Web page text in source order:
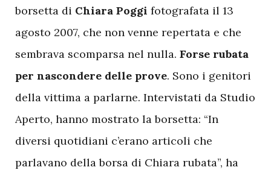
borsetta di Chiara Poggi fotografata il 13
agosto 2007, che non venne repertata e che
sembrava scomparsa nel nulla. Forse rubata
per nascondere delle prove. Sono i genitori
della vittima a parlarne. Intervistati da Studio
Aperto, hanno mostrato la borsetta: “In
diversi quotidiani c’erano articoli che
parlavano della borsa di Chiara rubata”, ha